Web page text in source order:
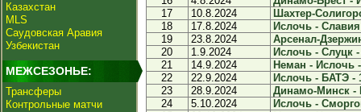
Казахстан
MLS
Саудовская Аравия
Узбекистан
МЕЖСЕЗОНЬЕ:
Трансферы
Контрольные матчи
17
10.8.2024
Шахтер-
18
17.8.2024
Ислочь -
19
23.8.2024
Арсенал-
20
1.9.2024
Ислочь - Слуцк -
21
14.9.2024
Неман - Ислочь
22
22.9.2024
Ислочь - БАТЭ -
23
28.9.2024
Динамо-Минск -
24
5.10.2024
Ислочь -